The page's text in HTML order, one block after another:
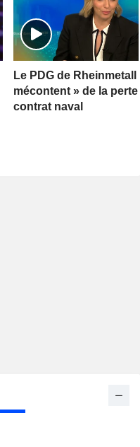
Le PDG de
mécontent » de la
contrat naval